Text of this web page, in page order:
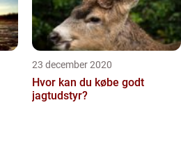
23 december 2020
Hvor kan du købe godt
jagtudstyr?